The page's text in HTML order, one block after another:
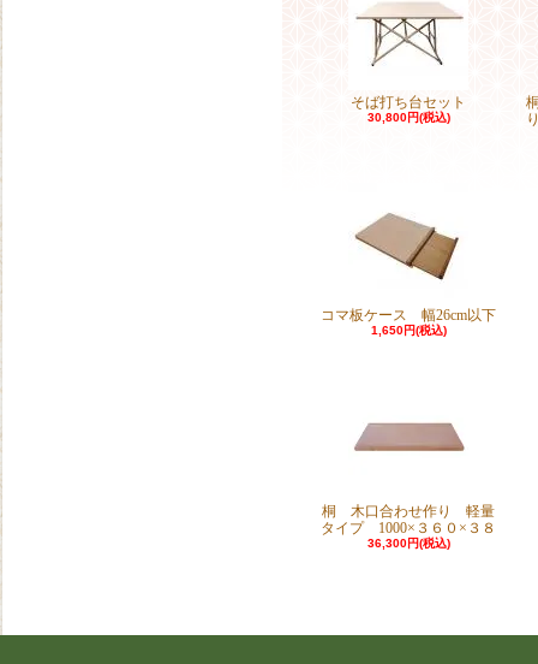
そば打ち台セット
30,800円(税込)
コマ板ケース 幅26cm以下
1,650円(税込)
桐 木口合わせ作り 軽量
タイプ 1000×３６０×３８
36,300円(税込)